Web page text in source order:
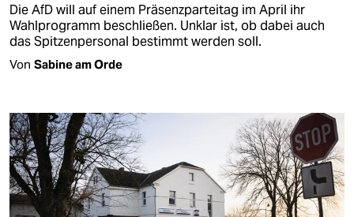
Die AfD will auf einem Präsenzparteitag im April ihr
Wahlprogramm beschließen. Unklar ist, ob dabei auch
das Spitzenpersonal bestimmt werden soll.
Von Sabine am Orde